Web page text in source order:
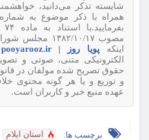
شایسته تذکر می‌دانید،
همراه با ذکر موضوع به
مصوب ۱۳۸۲/۱۰/
اینکه پویا روز | pooyarooz.ir
الکترونیکی متنی، صوتی و
حقوق تصریح شده مولفان در
و توزیع و یا هر گونه محتوی
عهده منبع خبر و کاربران است.
برچسب ها: استان ایلام